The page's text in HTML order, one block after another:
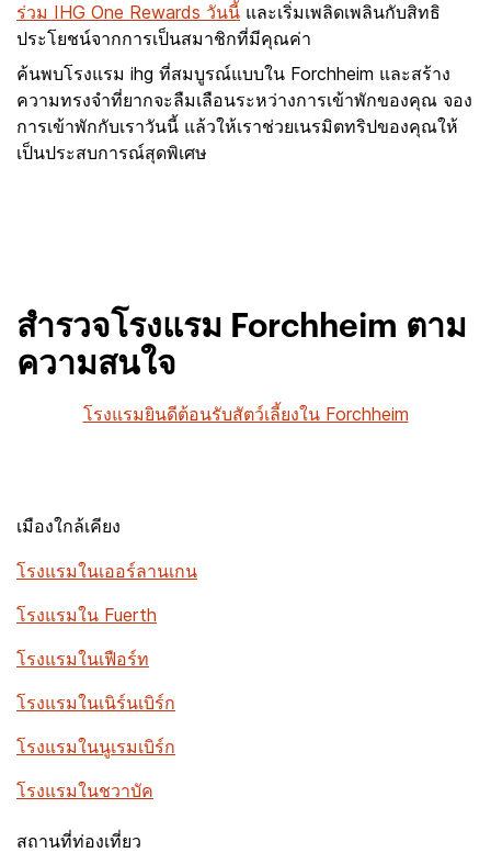
ร่วม IHG One Rewards วันนี้ และเริ่มเพลิดเพลินกับสิทธิ
ประโยชน์จากการเป็นสมาชิกที่มีคุณค่า
ค้นพบโรงแรม ihg ที่สมบูรณ์แบบใน Forchheim และสร้าง
ความทรงจำที่ยากจะลืมเลือนระหว่างการเข้าพักของคุณ จอง
การเข้าพักกับเราวันนี้ แล้วให้เราช่วยเนรมิตทริปของคุณให้
เป็นประสบการณ์สุดพิเศษ
สำรวจโรงแรม Forchheim ตาม
ความสนใจ
โรงแรมยินดีต้อนรับสัตว์เลี้ยงใน Forchheim
เมืองใกล้เคียง
โรงแรมในเออร์ลานเกน
โรงแรมใน Fuerth
โรงแรมในเฟือร์ท
โรงแรมในเนิร์นเบิร์ก
โรงแรมในนูเรมเบิร์ก
โรงแรมในชวาบัค
สถานที่ท่องเที่ยว